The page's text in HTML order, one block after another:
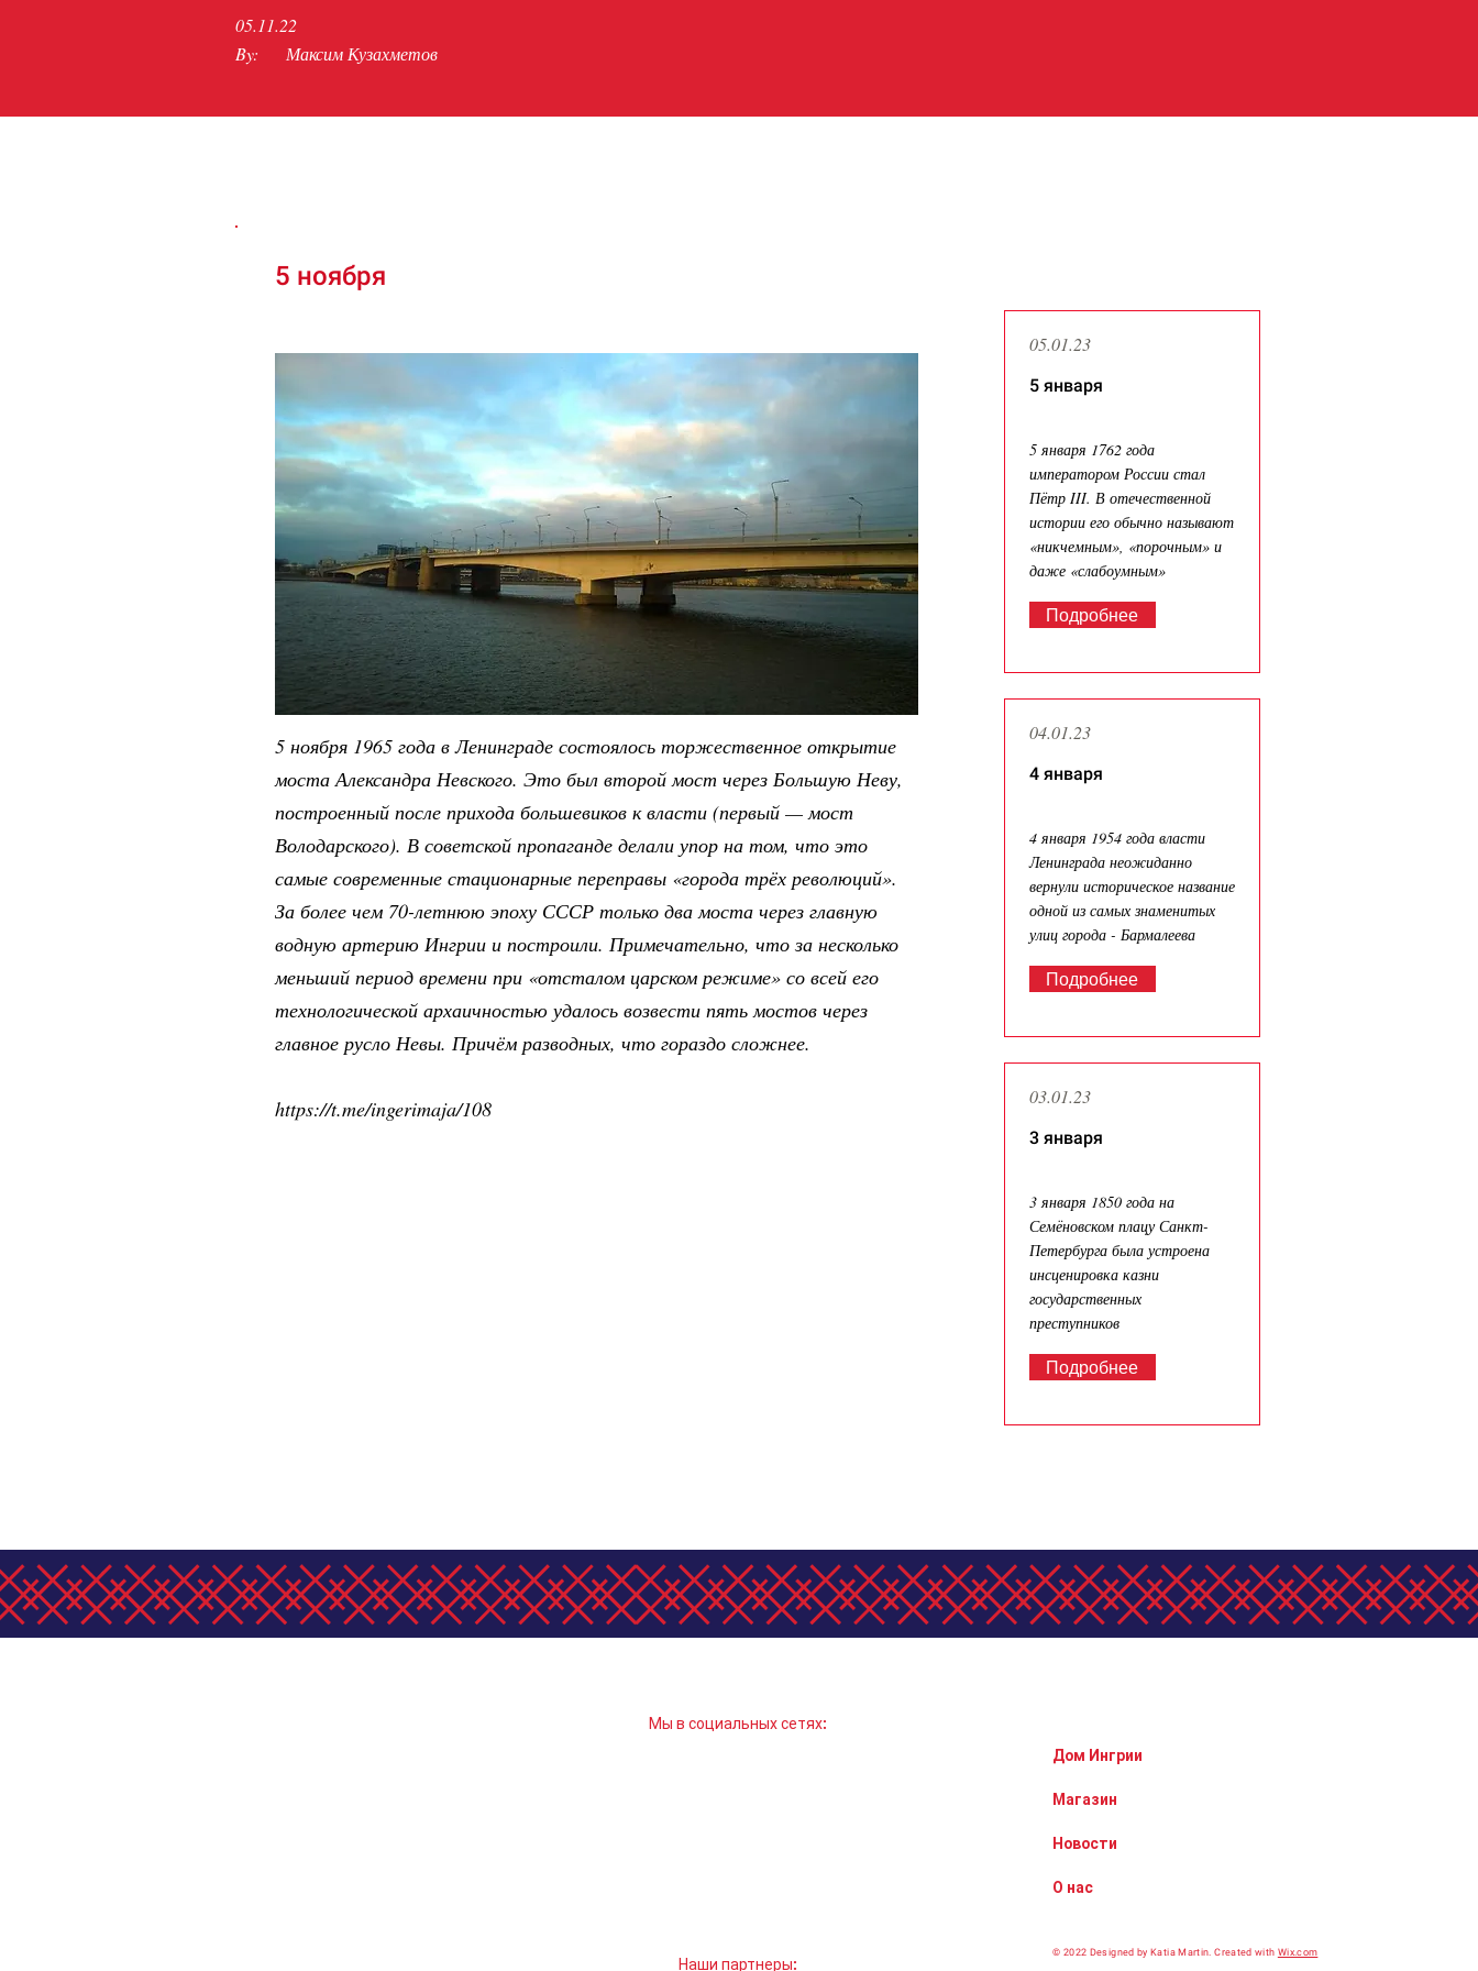
05.11.22
By:
Максим Кузахметов
5 ноября
5 ноября 1965 года в Ленинграде состоялось торжественное открытие
моста Александра Невского. Это был второй мост через Большую Неву,
построенный после прихода большевиков к власти (первый — мост
Володарского). В советской пропаганде делали упор на том, что это
самые современные стационарные переправы «города трёх революций».
За более чем 70-летнюю эпоху СССР только два моста через главную
водную артерию Ингрии и построили. Примечательно, что за несколько
меньший период времени при «отсталом царском режиме» со всей его
технологической архаичностью удалось возвести пять мостов через
главное русло Невы. Причём разводных, что гораздо сложнее.
https://t.me/ingerimaja/108
05.01.23
5 января
5 января 1762 года
императором России стал
Пётр III. В отечественной
истории его обычно называют
«никчемным», «порочным» и
даже «слабоумным»
Подробнее
04.01.23
4 января
4 января 1954 года власти
Ленинграда неожиданно
вернули историческое название
одной из самых знаменитых
улиц города - Бармалеева
Подробнее
03.01.23
3 января
3 января 1850 года на
Семёновском плацу Санкт-
Петербурга была устроена
инсценировка казни
государственных
преступников
Подробнее
Мы в социальных сетях:
Наши партнеры:
Дом Ингрии
Магазин
Новости
О нас
© 2022 Designed by Katia Martin.Сreated with Wix.com